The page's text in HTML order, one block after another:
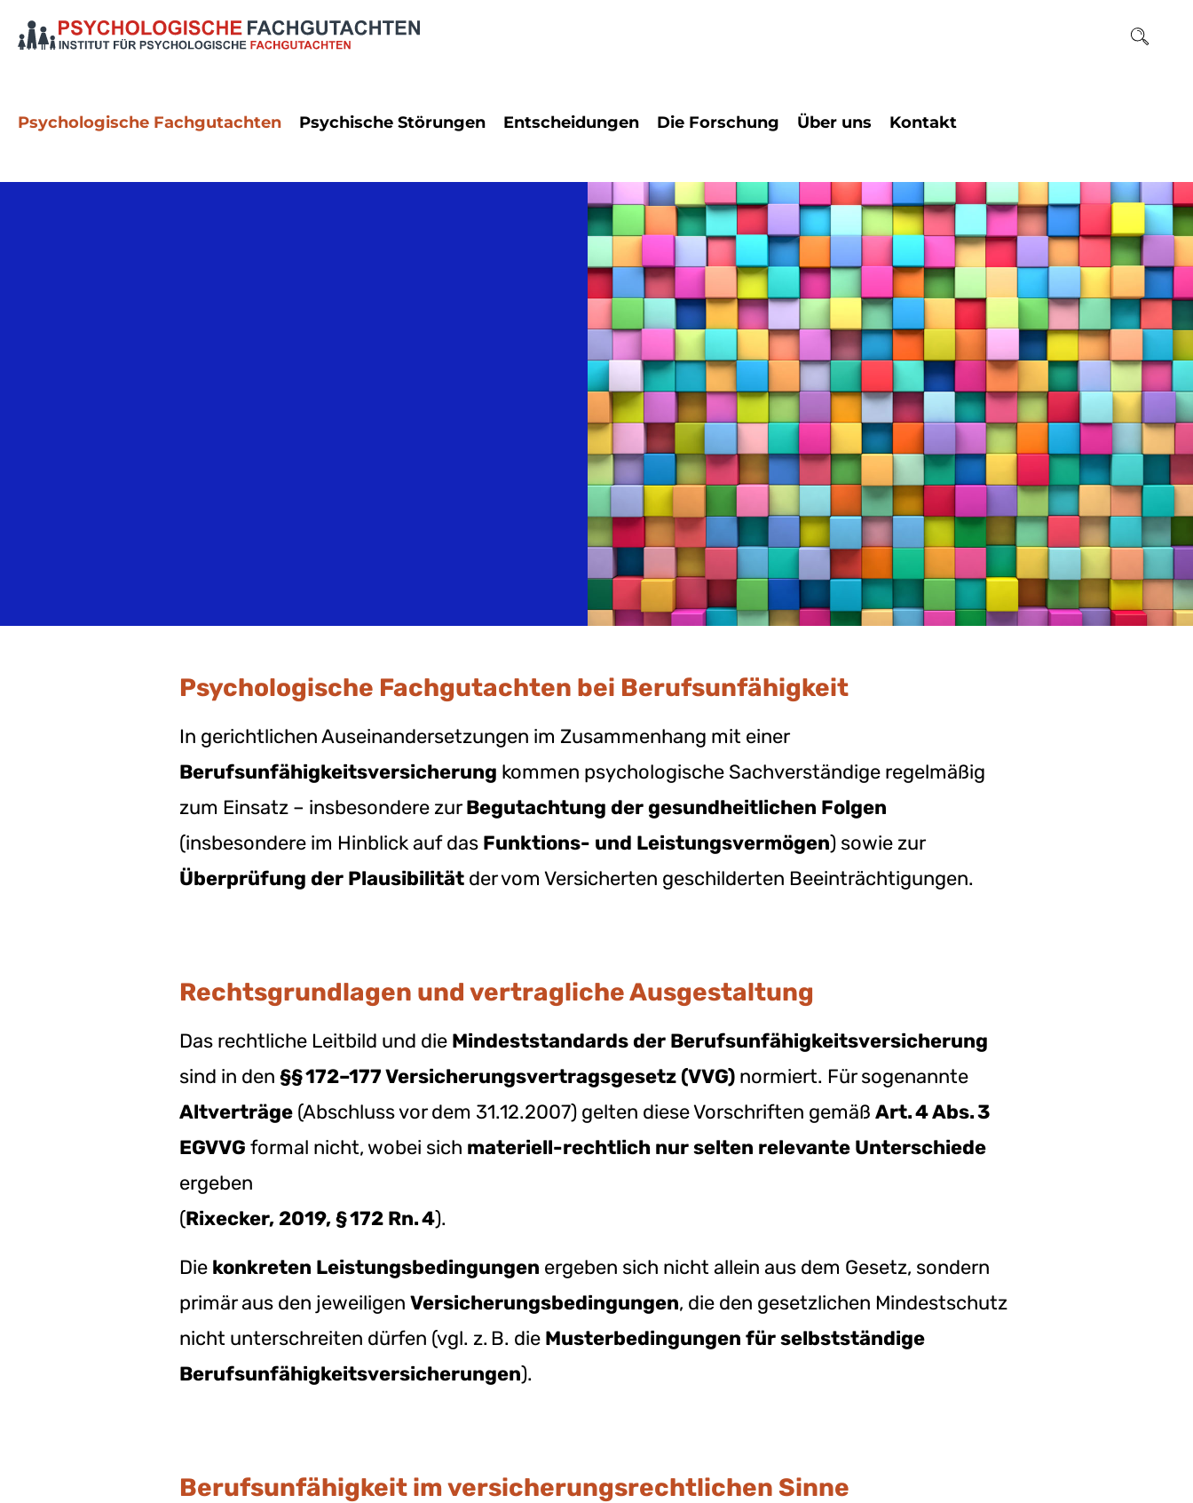
Psychologische Fachgutachten Psychische Störungen Entscheidungen
PraxisReport
Familienrecht
Namensrecht
Versicherungsrecht
Die Forschung
Neuropsychologie
Rechtspsychologie
Psychologie
Über uns
Team
Geschichte des
Hauses
Rheinauhafens
Karriere
Kontakt
Institutssekretariat
Beratungstermin
Ihr Weg zu uns
FAQ
Kontaktformular
Psychologische Fachgutachten bei Berufsunfähigkeit
In gerichtlichen Auseinandersetzungen im Zusammenhang mit einer
Berufsunfähigkeitsversicherung kommen psychologische Sachverständige regelmäßig
zum Einsatz – insbesondere zurBegutachtung der gesundheitlichen Folgen
(insbesondere im Hinblick auf das Funktions- und Leistungsvermögen) sowie zur
Überprüfung der Plausibilitätder vom Versicherten geschilderten Beeinträchtigungen.
Rechtsgrundlagen und vertragliche Ausgestaltung
Das rechtliche Leitbild und die Mindeststandards der Berufsunfähigkeitsversicherung
sind in den §§ 172–177 Versicherungsvertragsgesetz (VVG)normiert. Für sogenannte
Altverträge(Abschluss vor dem 31.12.2007) gelten diese Vorschriften gemäß Art. 4 Abs. 3
EGVVG formal nicht, wobei sich materiell-rechtlich nur selten relevante Unterschiede
ergeben
(Rixecker, 2019, § 172 Rn. 4).
Die konkreten Leistungsbedingungen ergeben sich nicht allein aus dem Gesetz, sondern
primär aus den jeweiligen Versicherungsbedingungen, die den gesetzlichen Mindestschutz
nicht unterschreiten dürfen (vgl. z. B. die Musterbedingungen für selbstständige
Berufsunfähigkeitsversicherungen).
Berufsunfähigkeit im versicherungsrechtlichen Sinne